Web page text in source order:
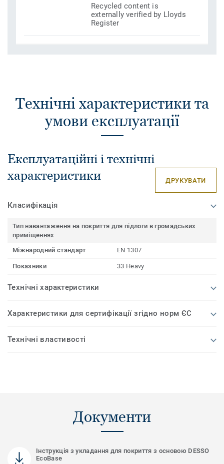
Recycled content is
externally verified by Lloyds
Register
Технічні характеристики та
умови експлуатації
Експлуатаційні і технічні
характеристики
ДРУКУВАТИ
Класифікація
Тип навантаження на покриття для підлоги в громадських
приміщеннях
Міжнародний стандарт
EN 1307
Показники 33 Heavy
Технічні характеристики
Характеристики для сертифікації згідно норм ЄС
Технічні властивості
Документи
Інструкція з укладання для покриття з основою DESSO
EcoBase